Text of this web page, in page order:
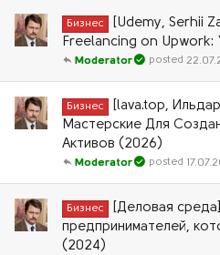
Бизнес
[Udemy, Serhii
Freelancing on Upwork:
Moderator
Бизнес
[lava.top,
Мастерские Для
Активов (2026)
Moderator
Бизнес
[Деловая
предпринимателей,
(2024)